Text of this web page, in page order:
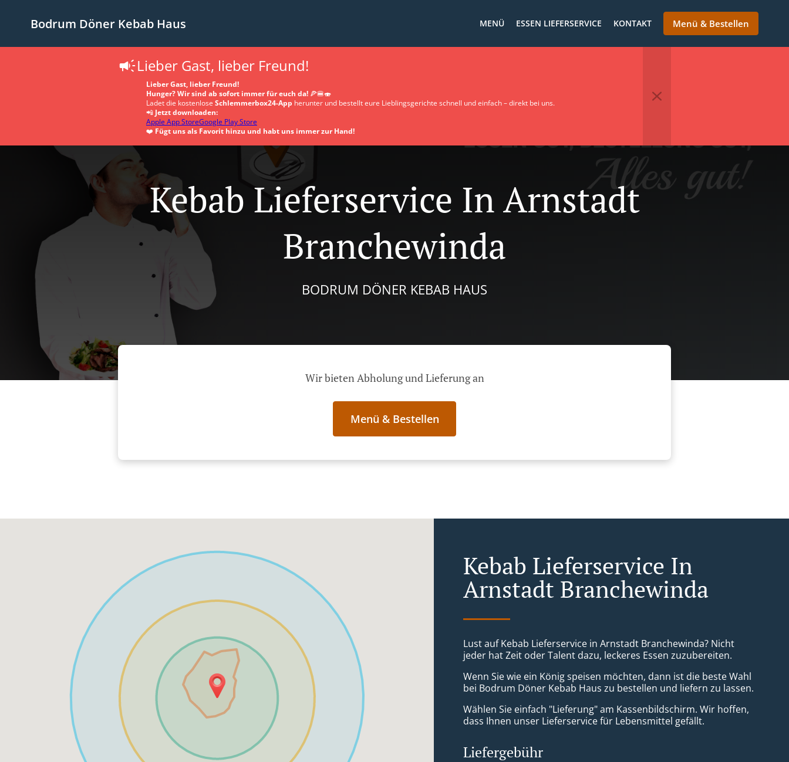
Bodrum Döner Kebab Haus MENÜ ESSEN LIEFERSERVICE KONTAKT Menü & Bestellen
Lieber Gast, lieber Freund!
Lieber Gast, lieber Freund!
Hunger? Wir sind ab sofort immer für euch da! 🍕🍔🍣
Ladet die kostenlose Schlemmerbox24-App herunter und bestellt eure Lieblingsgerichte schnell und einfach – direkt bei uns.
📲 Jetzt downloaden:
Apple App StoreGoogle Play Store
❤️ Fügt uns als Favorit hinzu und habt uns immer zur Hand!
Kebab Lieferservice In Arnstadt
Branchewinda
BODRUM DÖNER KEBAB HAUS
Wir bieten Abholung und Lieferung an
Menü & Bestellen
Kebab Lieferservice In
Arnstadt Branchewinda
Lust auf Kebab Lieferservice in Arnstadt Branchewinda? Nicht
jeder hat Zeit oder Talent dazu, leckeres Essen zuzubereiten.
Wenn Sie wie ein König speisen möchten, dann ist die beste Wahl
bei Bodrum Döner Kebab Haus zu bestellen und liefern zu lassen.
Wählen Sie einfach "Lieferung" am Kassenbildschirm. Wir hoffen,
dass Ihnen unser Lieferservice für Lebensmittel gefällt.
Liefergebühr